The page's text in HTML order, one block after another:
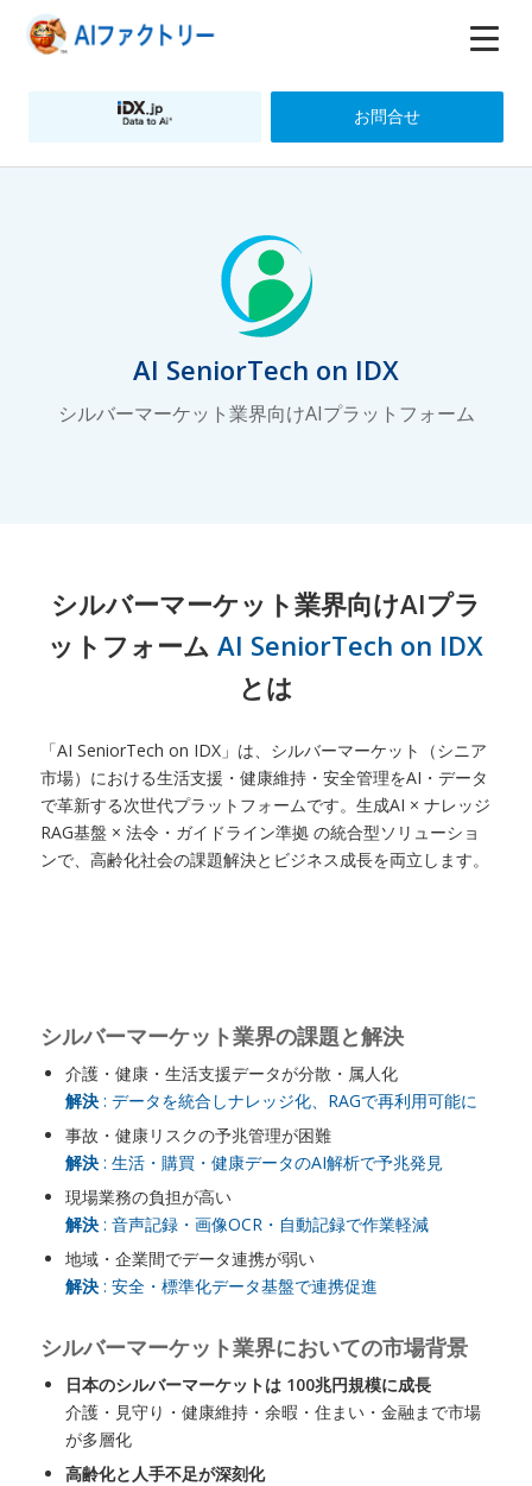
お問合せ
AI SeniorTech on IDX
シルバーマーケット業界向けAIプラットフォーム
シルバーマーケット業界向けAIプラ
ットフォームAI SeniorTech on IDX
とは
「AI SeniorTech on IDX」は、シルバーマーケット（シニア
市場）における生活支援・健康維持・安全管理をAI・データ
で革新する次世代プラットフォームです。生成AI × ナレッジ
RAG基盤 × 法令・ガイドライン準拠 の統合型ソリューショ
ンで、高齢化社会の課題解決とビジネス成長を両立します。
シルバーマーケット業界の課題と解決
介護・健康・生活支援データが分散・属人化
解決: データを統合しナレッジ化、RAGで再利用可能に
事故・健康リスクの予兆管理が困難
解決: 生活・購買・健康データのAI解析で予兆発見
現場業務の負担が高い
解決: 音声記録・画像OCR・自動記録で作業軽減
地域・企業間でデータ連携が弱い
解決: 安全・標準化データ基盤で連携促進
シルバーマーケット業界においての市場背景
日本のシルバーマーケットは 100兆円規模に成長
介護・見守り・健康維持・余暇・住まい・金融まで市場
が多層化
高齢化と人手不足が深刻化